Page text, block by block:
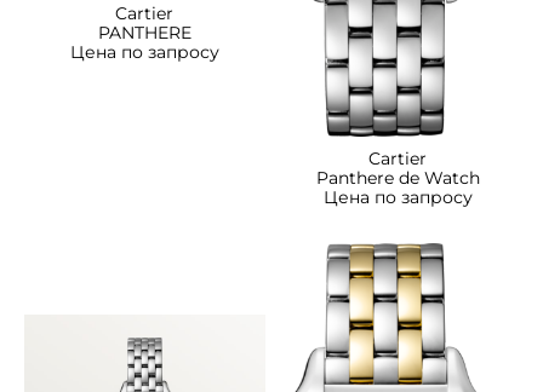
Cartier
PANTHERE
Цена по запросу
Cartier
Panthere de Watch
Цена по запросу